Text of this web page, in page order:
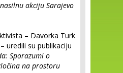
akciju Sarajevo
– Davorka Turk
uredili su publikaciju
Sporazumi o
na prostoru